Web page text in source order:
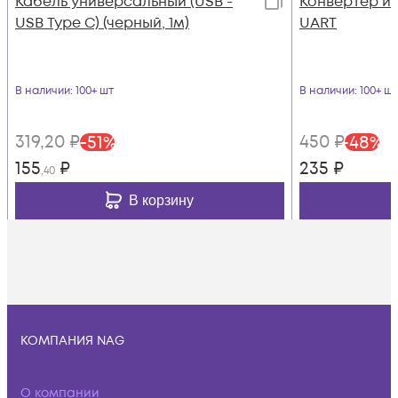
USB Type C) (черный, 1м)
В наличии: 100+ шт
319,20 ₽-51%
155,40 ₽
В корзину
UART
В наличии: 100+ шт
450 ₽-48%
235 ₽
КОМПАНИЯ NAG
О компании